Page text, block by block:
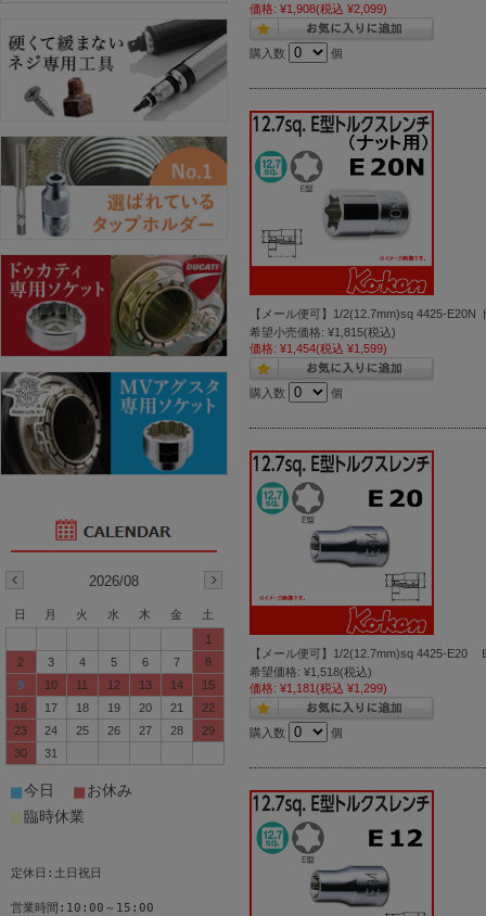
価格: ¥1,908(税込 ¥2,099)
購入数 個
【メール便可】1/2(12.7mm)sq 4425-
希望小売価格: ¥1,815(税込)
価格: ¥1,454(税込 ¥1,599)
購入数 個
【メール便可】1/2(12.7mm)sq 4425-E20
希望価格: ¥1,518(税込)
価格: ¥1,181(税込 ¥1,299)
購入数 個
2026/08
日 月 火 水 木 金
土
1
2
3 4 5 6 7
8
9
10 11 12 13 14
15
16
17 18 19 20 21
22
23
24 25 26 27 28
29
30
31
■今日 ■お休み
■臨時休業
定休日:土日祝日
営業時間:10:00～15:00